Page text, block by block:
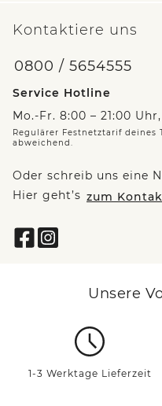
Kontaktiere uns
0800 / 5654555
Service Hotline
Mo.-Fr. 8:00 – 21:00
Regulärer Festnetztarif deines
abweichend.
Oder schreib uns eine
Hier geht’s zum
Unsere
1-3 Werktage Lieferzeit